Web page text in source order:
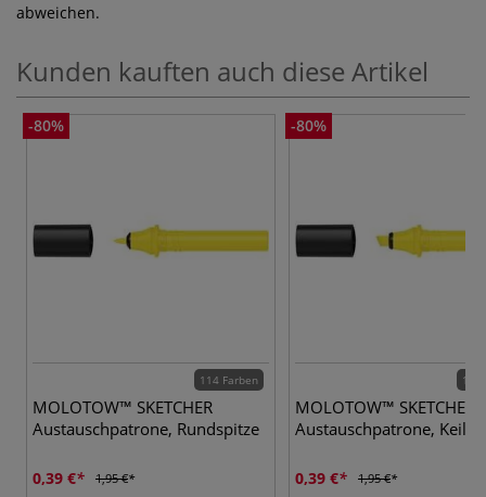
abweichen.
Kunden kauften auch diese Artikel
-80%
114 Farben
MOLOTOW™ SKETCHER
Austauschpatrone, Rundspitze
0,39 € 1,95 €
-80%
112
MOLOTOW™ SKETCHER
Austauschpatrone,
0,39 € 1,95 €